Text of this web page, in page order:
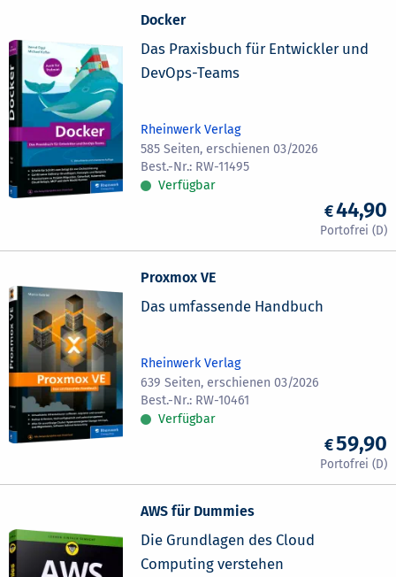
Docker
Das Praxisbuch für Entwickler und
DevOps-Teams
Rheinwerk Verlag
585 Seiten, erschienen 03/2026
RW-11495
Verfügbar
44,90
Proxmox VE
Das umfassende Handbuch
Rheinwerk Verlag
639 Seiten, erschienen 03/2026
RW-10461
Verfügbar
59,90
AWS für Dummies
Die Grundlagen des Cloud
Computing verstehen